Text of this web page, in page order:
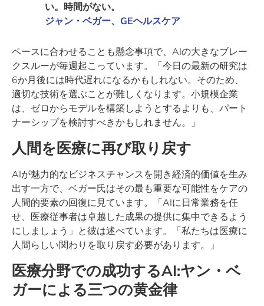
い。時間がない。
ジャン・ベガー、GEヘルスケア
ペースに合わせることも懸念事項で、AIの大きなブレー
クスルーが毎週起こっています。「今日の最新の研究は
6か月後には時代遅れになるかもしれない。そのため、
適切な技術を選ぶことが難しくなります。小規模企業
は、ゼロからモデルを構築しようとするよりも、パート
ナーシップを検討すべきかもしれません。」
人間を医療に再び取り戻す
AIが魅力的なビジネスチャンスを開き経済的価値を生み
出す一方で、ベガー氏はその最も重要な可能性をケアの
人間的要素の回復に見ています。「AIに日常業務を任
せ、医療従事者は卓越した成果の提供に集中できるよう
にしましょう」と彼は述べています。「私たちは医療に
人間らしい関わりを取り戻す必要があります。」
医療分野での成功するAI:ヤン・ベ
ガーによる三つの黄金律